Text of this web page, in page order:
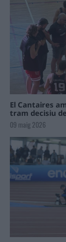
El Cantaires
tram decisiu
09 maig 2026